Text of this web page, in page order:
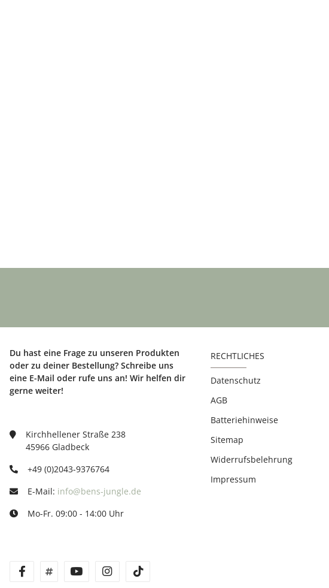
Du hast eine Frage zu unseren Produkten
oder zu deiner Bestellung? Schreibe uns
eine E-Mail oder rufe uns an! Wir helfen dir
gerne weiter!
Kirchhellener Straße 238
45966 Gladbeck
+49 (0)2043-9376764
E-Mail: info@bens-jungle.de
Mo-Fr. 09:00 - 14:00 Uhr
facebooktwitter youtube instagram
RECHTLICHES
Datenschutz
AGB
Batteriehinweise
Sitemap
Widerrufsbelehrung
Impressum